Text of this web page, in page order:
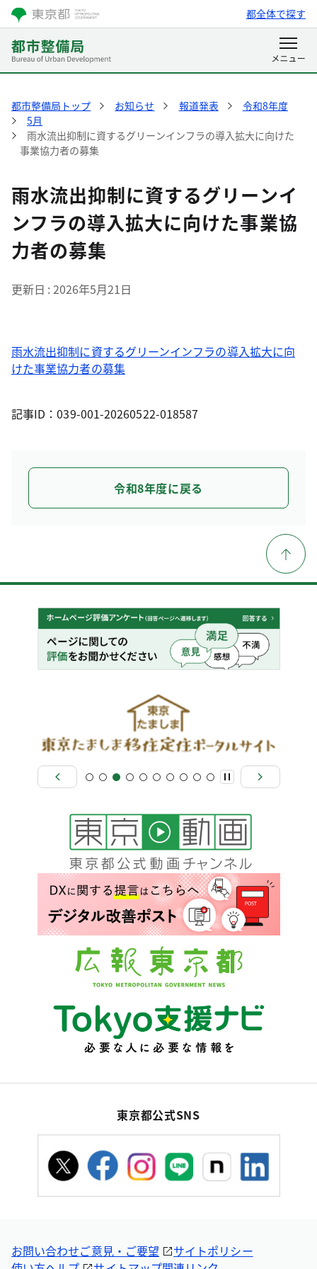
都全体で探す
都市整備局トップ お知らせ 報道発表
令和8年度
5月
雨水流出抑制に資するグリーンインフラの導入拡大に向けた
事業協力者の募集
雨水流出抑制に資するグリーンイ
ンフラの導入拡大に向けた事業協
力者の募集
更新日 2026年5月21日
雨水流出抑制に資するグリーンインフラの導入拡大に向
けた事業協力者の募集
記事ID：039-001-20260522-018587
令和8年度に戻る
東京都公式SNS
お問い合わせご意見・ご要望
サイトポリシー